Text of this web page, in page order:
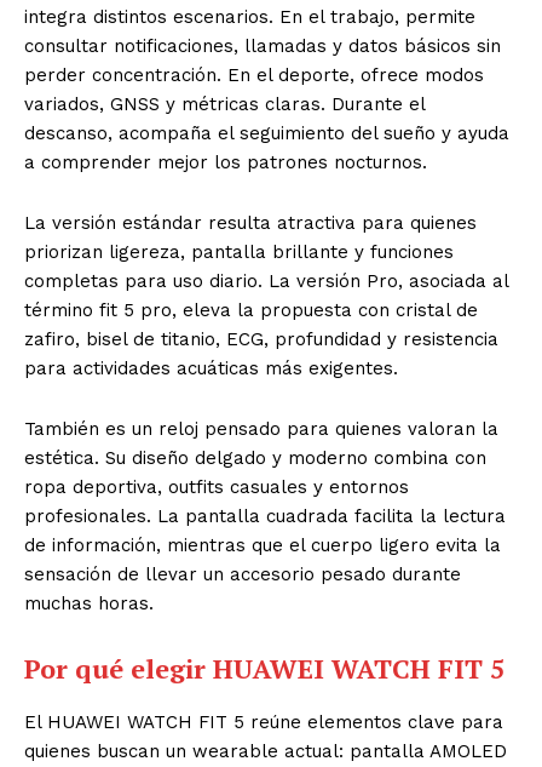
integra distintos escenarios. En el trabajo, permite
consultar notificaciones, llamadas y datos básicos sin
perder concentración. En el deporte, ofrece modos
variados, GNSS y métricas claras. Durante el
descanso, acompaña el seguimiento del sueño y ayuda
a comprender mejor los patrones nocturnos.
La versión estándar resulta atractiva para quienes
priorizan ligereza, pantalla brillante y funciones
completas para uso diario. La versión Pro, asociada al
término fit 5 pro, eleva la propuesta con cristal de
zafiro, bisel de titanio, ECG, profundidad y resistencia
para actividades acuáticas más exigentes.
También es un reloj pensado para quienes valoran la
estética. Su diseño delgado y moderno combina con
ropa deportiva, outfits casuales y entornos
profesionales. La pantalla cuadrada facilita la lectura
de información, mientras que el cuerpo ligero evita la
sensación de llevar un accesorio pesado durante
muchas horas.
Por qué elegir HUAWEI WATCH FIT 5
El HUAWEI WATCH FIT 5 reúne elementos clave para
quienes buscan un wearable actual: pantalla AMOLED